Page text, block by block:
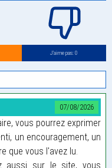
J’aime pas: 0
07/08/2026
vous pourrez exprimer
un encouragement, un
que vous l'avez lu.
aussi sur le site, vous